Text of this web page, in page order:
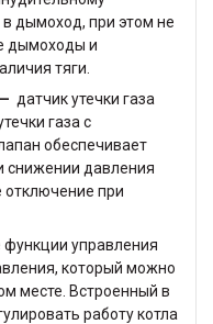
дымоход, при этом не
дымоходы и
тяги.
датчик утечки газа
газа с
обеспечивает
снижении давления
отключение при
функции управления
который можно
месте. Встроенный в
работу котла